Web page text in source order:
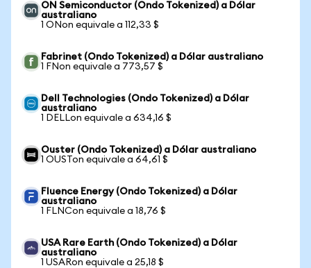
ON Semiconductor (Ondo Tokenized) a Dólar
australiano
1 ONon equivale a 112,33 $
Fabrinet (Ondo Tokenized) a Dólar australiano
1 FNon equivale a 773,57 $
Dell Technologies (Ondo Tokenized) a Dólar
australiano
1 DELLon equivale a 634,16 $
Ouster (Ondo Tokenized) a Dólar australiano
1 OUSTon equivale a 64,61 $
Fluence Energy (Ondo Tokenized) a Dólar
australiano
1 FLNCon equivale a 18,76 $
USA Rare Earth (Ondo Tokenized) a Dólar
australiano
1 USARon equivale a 25,18 $